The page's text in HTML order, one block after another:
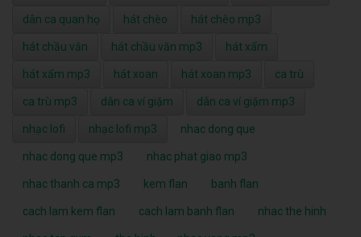
dân ca quan họ hát chèo hát chèo mp3
hát chầu văn hát chầu văn mp3 hát xẩm
hát xẩm mp3 hát xoan hát xoan mp3 ca trù
ca trù mp3 dân ca ví giặm dân ca ví giặm mp3
nhạc lofi nhạc lofi mp3 nhac dong que
nhac dong que mp3 nhac phat giao mp3
nhac thanh ca mp3 kem flan banh flan
cach lam kem flan cach lam banh flan nhac the hinh